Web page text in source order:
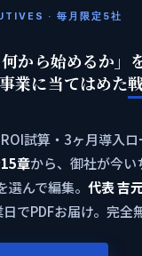
· 毎月限定5社
何から始めるか」を
業に当てはめた
試算・3ヶ月導入ロ
章から、御社が今い
選んで編集。 代表 吉
でPDFお届け。完全